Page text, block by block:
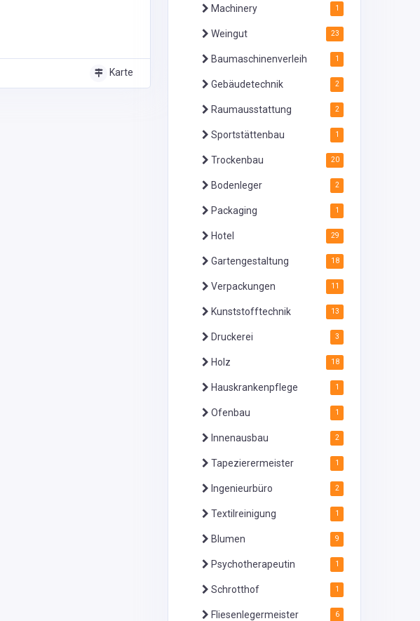
Karte
Machinery 1
Weingut 23
Baumaschinenverleih 1
Gebäudetechnik 2
Raumausstattung 2
Sportstättenbau 1
Trockenbau 20
Bodenleger 2
Packaging 1
Hotel 29
Gartengestaltung 18
Verpackungen 11
Kunststofftechnik 13
Druckerei 3
Holz 18
Hauskrankenpflege 1
Ofenbau 1
Innenausbau 2
Tapezierermeister 1
Ingenieurbüro 2
Textilreinigung 1
Blumen 9
Psychotherapeutin 1
Schrotthof 1
Fliesenlegermeister 6